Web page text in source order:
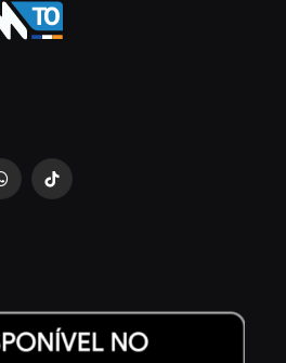
WhatsAppTikTok